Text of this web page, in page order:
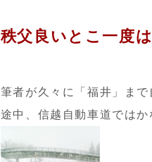
秩父良いとこ一度
筆者が久々に「福井」まで
途中、信越自動車道ではか